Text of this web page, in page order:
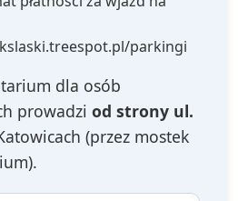
parkingi
dla osób
prowadzi od strony ul.
(przez mostek